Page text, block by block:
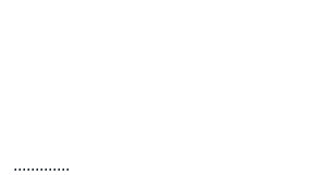
.............